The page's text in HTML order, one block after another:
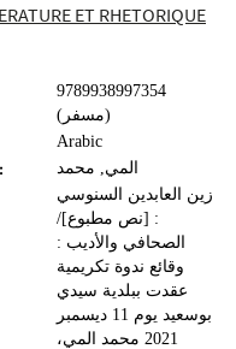
ET RHETORIQUE
9789938997354
(مسفر)
Arabic
المي‏, ‏محمد‏
زين العابدين السنوسي
: ‏[نص مطبوع]‏‏/
‏الصحافي والأديب :
‏وقائع ندوة تكريمية
عقدت ببلدية سيدي
بوسعيد يوم 11 ديسمبر
2021 ‏محمد المي،